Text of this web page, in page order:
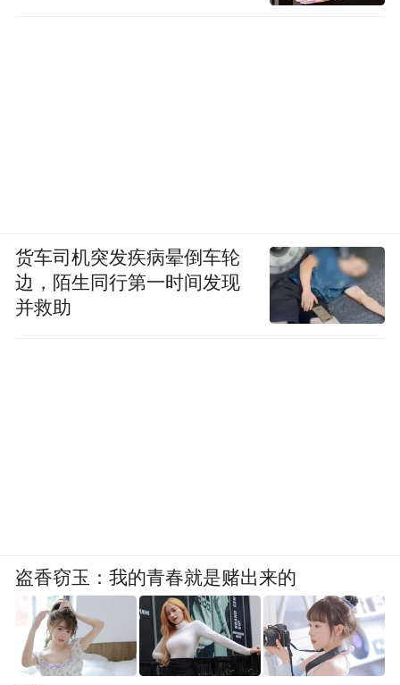
货车司机突发疾病晕倒车轮
边，陌生同行第一时间发现
并救助
盗香窃玉：我的青春就是赌出来的